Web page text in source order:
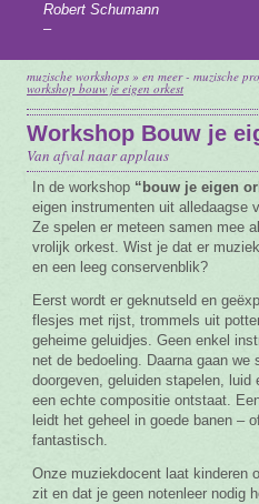
Tarieven
Vacature
Contact
Robert Schumann
–
muzische workshops » en meer - muzische
workshop bouw je eigen orkest
Workshop Bouw je
Van afval naar applaus
In de workshop “bouw je eigen
eigen instrumenten uit alledaagse
Ze spelen er meteen samen mee
vrolijk orkest. Wist je dat er
en een leeg conservenblik?
Eerst wordt er geknutseld en
flesjes met rijst, trommels uit
geheime geluidjes. Geen enkel
net de bedoeling. Daarna gaan
doorgeven, geluiden stapelen,
een echte compositie ontstaat.
leidt het geheel in goede banen –
fantastisch.
Onze muziekdocent laat kinderen
zit en dat je geen notenleer nodig